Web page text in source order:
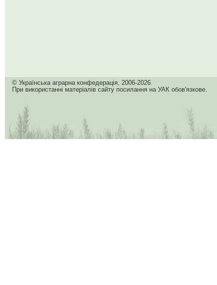
© Українська аграрна конфедерація, 2006-2026.
При використанні матеріалів сайту посилання на УАК обов'язкове.